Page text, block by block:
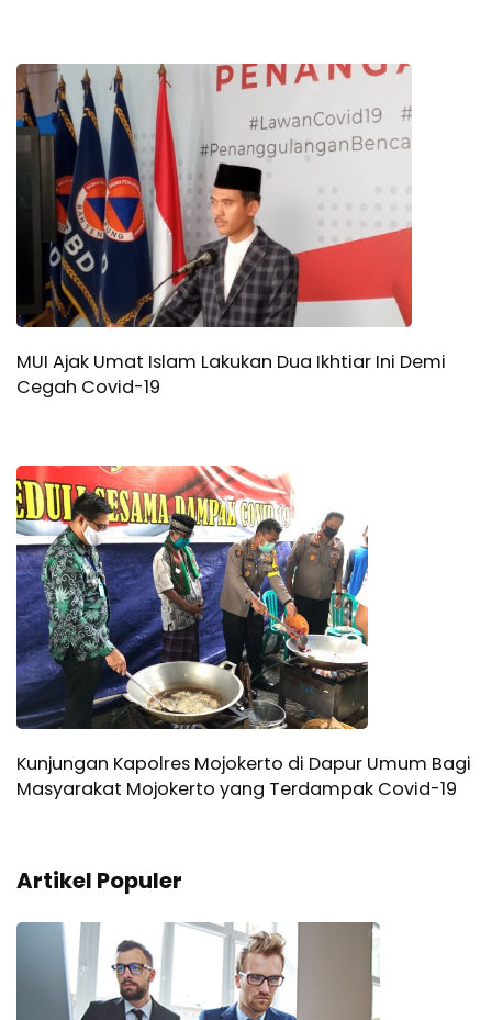
MUI Ajak Umat Islam Lakukan Dua Ikhtiar Ini Demi
Cegah Covid-19
Kunjungan Kapolres Mojokerto di Dapur Umum Bagi
Masyarakat Mojokerto yang Terdampak Covid-19
Artikel Populer